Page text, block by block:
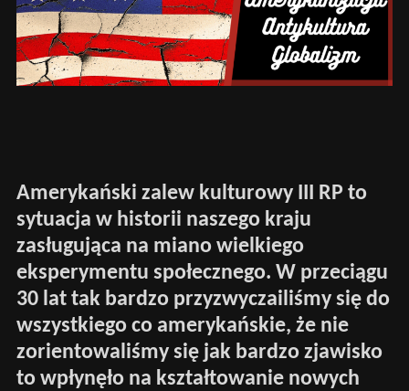
Amerykański zalew kulturowy III RP to
sytuacja w historii naszego kraju
zasługująca na miano wielkiego
eksperymentu społecznego. W przeciągu
30 lat tak bardzo przyzwyczailiśmy się do
wszystkiego co amerykańskie, że nie
zorientowaliśmy się jak bardzo zjawisko
to wpłynęło na kształtowanie nowych